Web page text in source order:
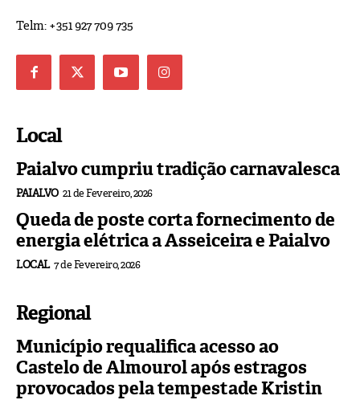
Telm: +351 927 709 735
Local
Paialvo cumpriu tradição carnavalesca
PAIALVO 21 de Fevereiro, 2026
Queda de poste corta fornecimento de
energia elétrica a Asseiceira e Paialvo
LOCAL 7 de Fevereiro, 2026
Regional
Município requalifica acesso ao
Castelo de Almourol após estragos
provocados pela tempestade Kristin